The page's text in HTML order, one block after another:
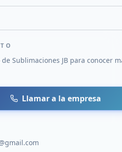
de Sublimaciones JB para conocer
Llamar a la empresa